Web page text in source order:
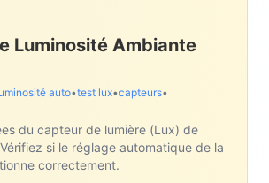
Luminosité Ambiante
auto•test lux•capteurs•
du capteur de lumière (Lux) de
si le réglage automatique de la
correctement.